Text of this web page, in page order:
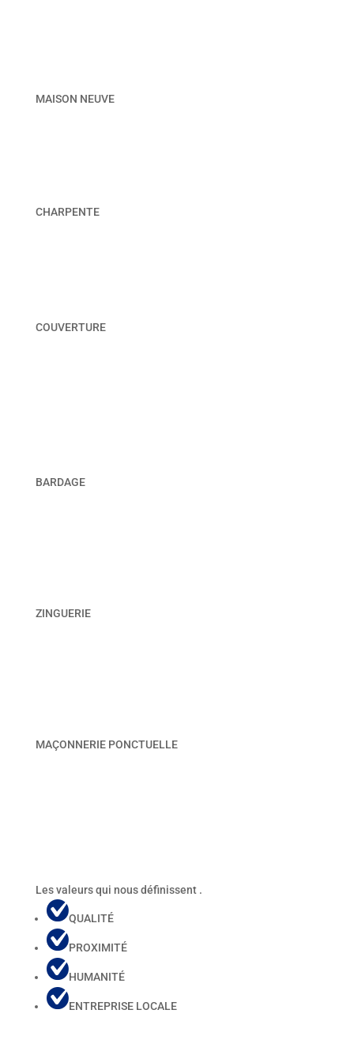
MAISON NEUVE
CHARPENTE
COUVERTURE
BARDAGE
ZINGUERIE
MAÇONNERIE PONCTUELLE
Lesvaleursqui nous définissent .
QUALITÉ
PROXIMITÉ
HUMANITÉ
ENTREPRISE LOCALE